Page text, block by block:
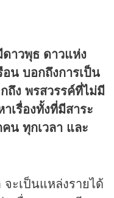
าวพุธ ดาวแห่ง
น บอกถึงการเป็น
ถึง พรสวรรค์ที่ไม่มี
เรื่องทั้งที่มีสาระ
น ทุกเวลา และ
ะเป็นแหล่งรายได้